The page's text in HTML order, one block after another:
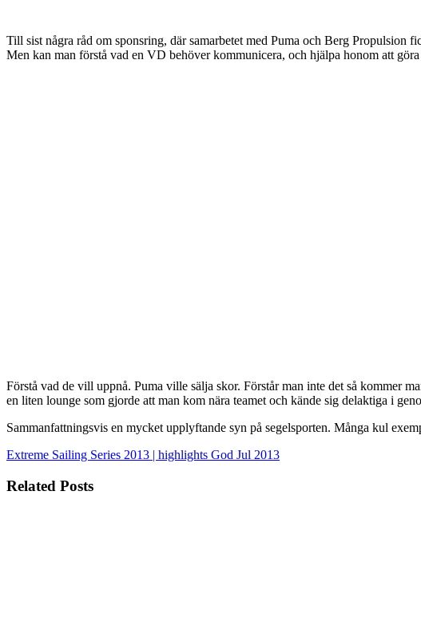
Till sist några råd om sponsring, där samarbetet med Puma och Berg Propulsion
Men kan man förstå vad en VD behöver kommunicera, och hjälpa honom att göra
Förstå vad de vill uppnå. Puma ville sälja skor. Förstår man inte det så kommer
en liten lounge som gjorde att man kom nära teamet och kände sig delaktiga i
Sammanfattningsvis en mycket upplyftande syn på segelsporten. Många kul
Extreme Sailing Series 2013 | highlights God Jul 2013
Related Posts